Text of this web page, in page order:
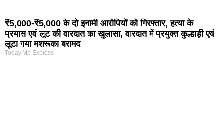
₹5,000-₹5,000 के दो इनामी आरोपियों को गिरफ्तार, हत्या के
प्रयास एवं लूट की वारदात का खुलासा, वारदात में प्रयुक्त कुल्हाड़ी एवं
लूटा गया मशरूका बरामद
Today Mp Express